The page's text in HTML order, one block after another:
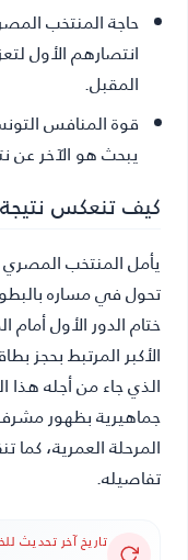
حاجة المنتخب
انتصارهم الأول
المقبل.
قوة المنافس
يبحث هو الآخر عن
كيف تنعكس نتيجة
يأمل المنتخب
تحول في مساره
ختام الدور الأول
الأكبر المرتبط بحجز
الذي جاء من أجله
جماهيرية بظهور
المرحلة العمرية،
تفاصيله.
تاريخ آخر تحديث